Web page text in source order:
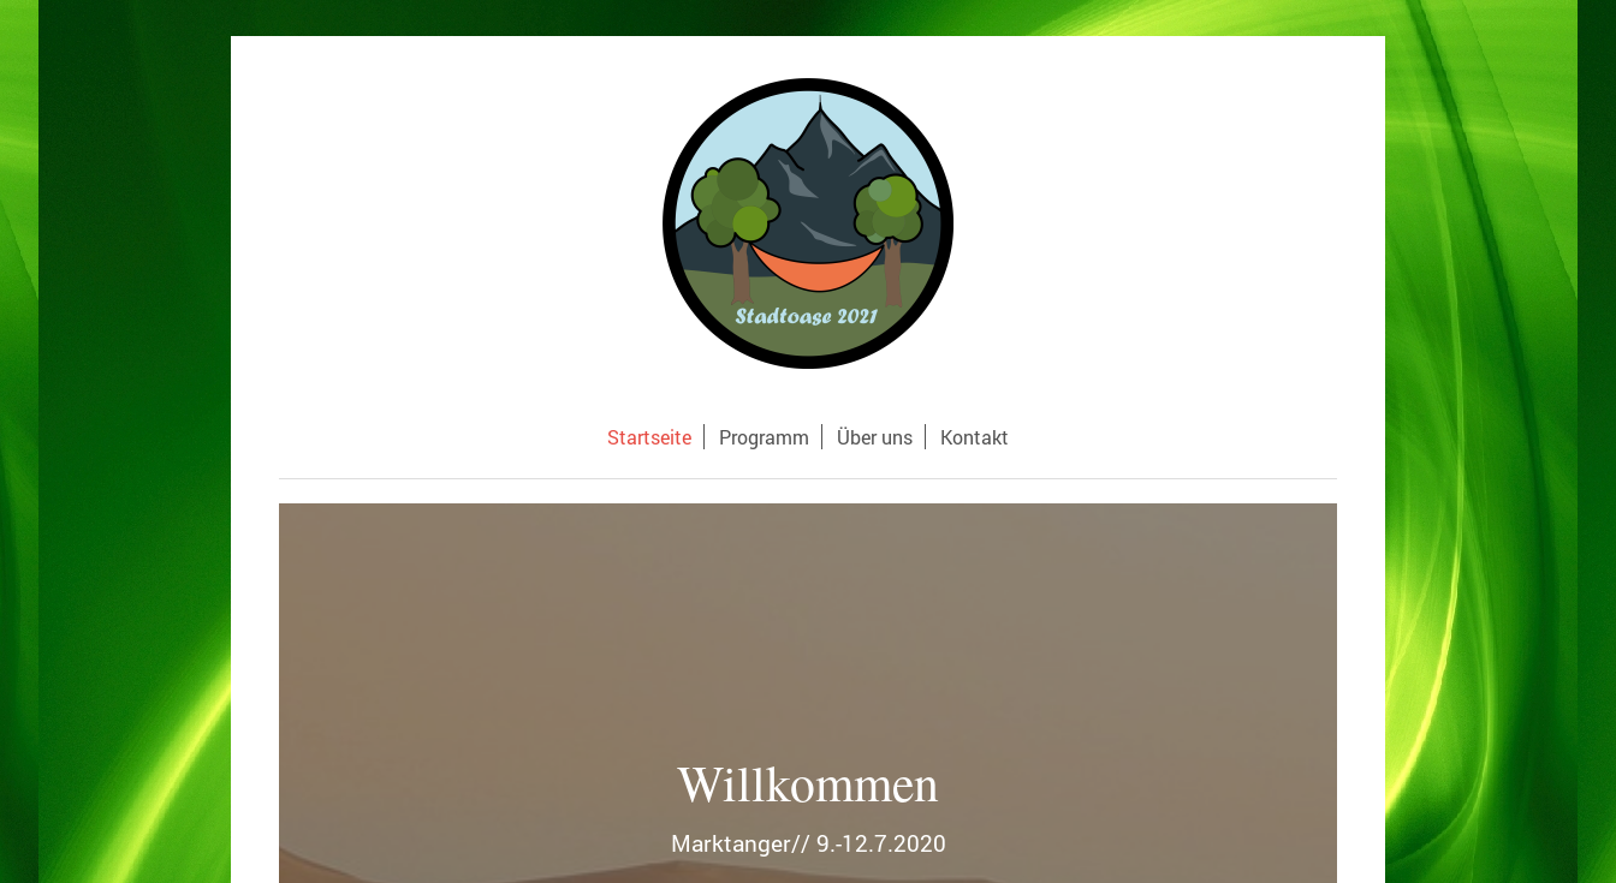
Startseite Programm Über uns Kontakt
Willkommen
Marktanger// 9.-12.7.2020